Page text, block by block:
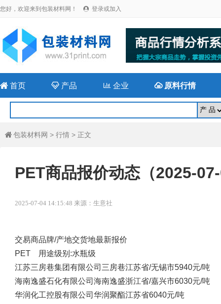
您好，欢迎来到包装材料网！  登录或加入
 首页  产品 企业 原料行情
 包装材料网 > 行情 > 正文
PET商品报价动态（2025-
2025-07-04 14:15:48 来源：生意社
交易商品牌/产地交货地最新报价
PET 用途级别:水瓶级
江苏三房巷集团有限公司 三房巷江苏省/无锡市5940元/吨
海南逸盛石化有限公司 海南逸盛浙江省/嘉兴市6030元/吨
华润化工控股有限公司 华润聚酯江苏省6040元/吨